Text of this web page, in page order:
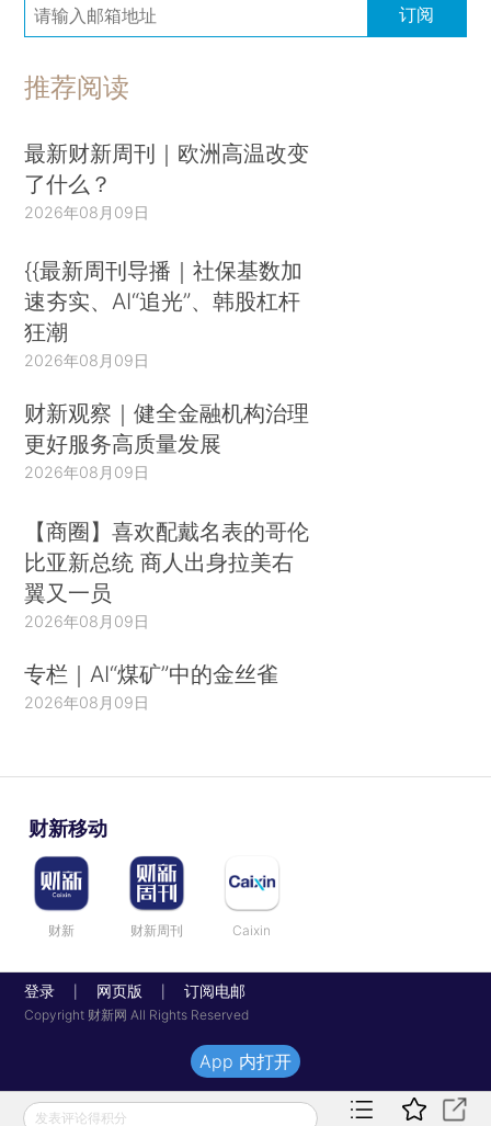
订阅
推荐阅读
最新财新周刊｜欧洲高温改变
了什么？
2026年08月09日
{{最新周刊导播｜社保基数加
速夯实、AI“追光”、韩股杠杆
狂潮
2026年08月09日
财新观察｜健全金融机构治理
更好服务高质量发展
2026年08月09日
【商圈】喜欢配戴名表的哥伦
比亚新总统 商人出身拉美右
翼又一员
2026年08月09日
专栏｜AI“煤矿”中的金丝雀
2026年08月09日
财新移动
财新 财新周刊 Caixin
登录 网页版 订阅电邮
Copyright 财新网 All Rights Reserved
发表评论得积分
App 内打开